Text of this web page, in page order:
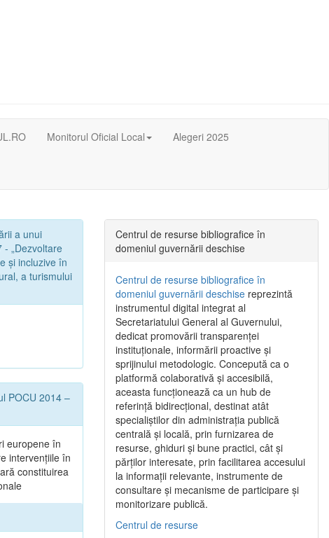
Monitorul Oficial Local Alegeri 2025
a unui
„Dezvoltare
și incluzive în
a turismului
POCU 2014 –
europene în
intervențiile în
constituirea
Centrul de resurse bibliografice în
domeniul guvernării deschise
Centrul de resurse bibliografice în
domeniul guvernării deschise reprezintă
instrumentul digital integrat al
Secretariatului General al Guvernului,
dedicat promovării transparenței
instituționale, informării proactive și
sprijinului metodologic. Concepută ca o
platformă colaborativă și accesibilă,
aceasta funcționează ca un hub de
referință bidirecțional, destinat atât
specialiștilor din administrația publică
centrală și locală, prin furnizarea de
resurse, ghiduri și bune practici, cât și
părților interesate, prin facilitarea accesului
la informații relevante, instrumente de
consultare și mecanisme de participare și
monitorizare publică.
Centrul de resurse